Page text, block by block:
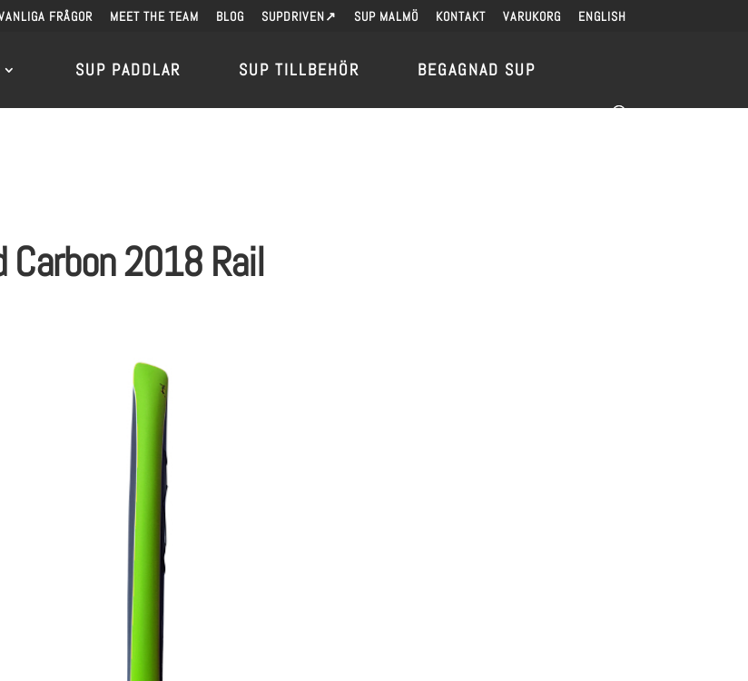
FRÅGOR MEET THE TEAM BLOG SUPDRIVEN↗ SUP MALMÖ KONTAKT VARUKORG ENGLISH
SUP PADDLAR SUP TILLBEHÖR BEGAGNAD SUP
Carbon 2018 Rail